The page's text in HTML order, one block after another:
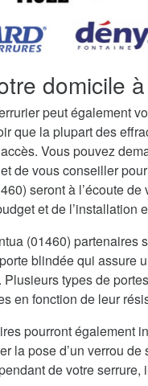
domicile
peut également
que la plupart des
Vous pouvez
de vous conseiller
seront à l’écoute
et de l’installation
(01460) partenaires
blindée qui assure
types de
en fonction de leur
pourront également
la pose d’un verrou
de votre serrure,